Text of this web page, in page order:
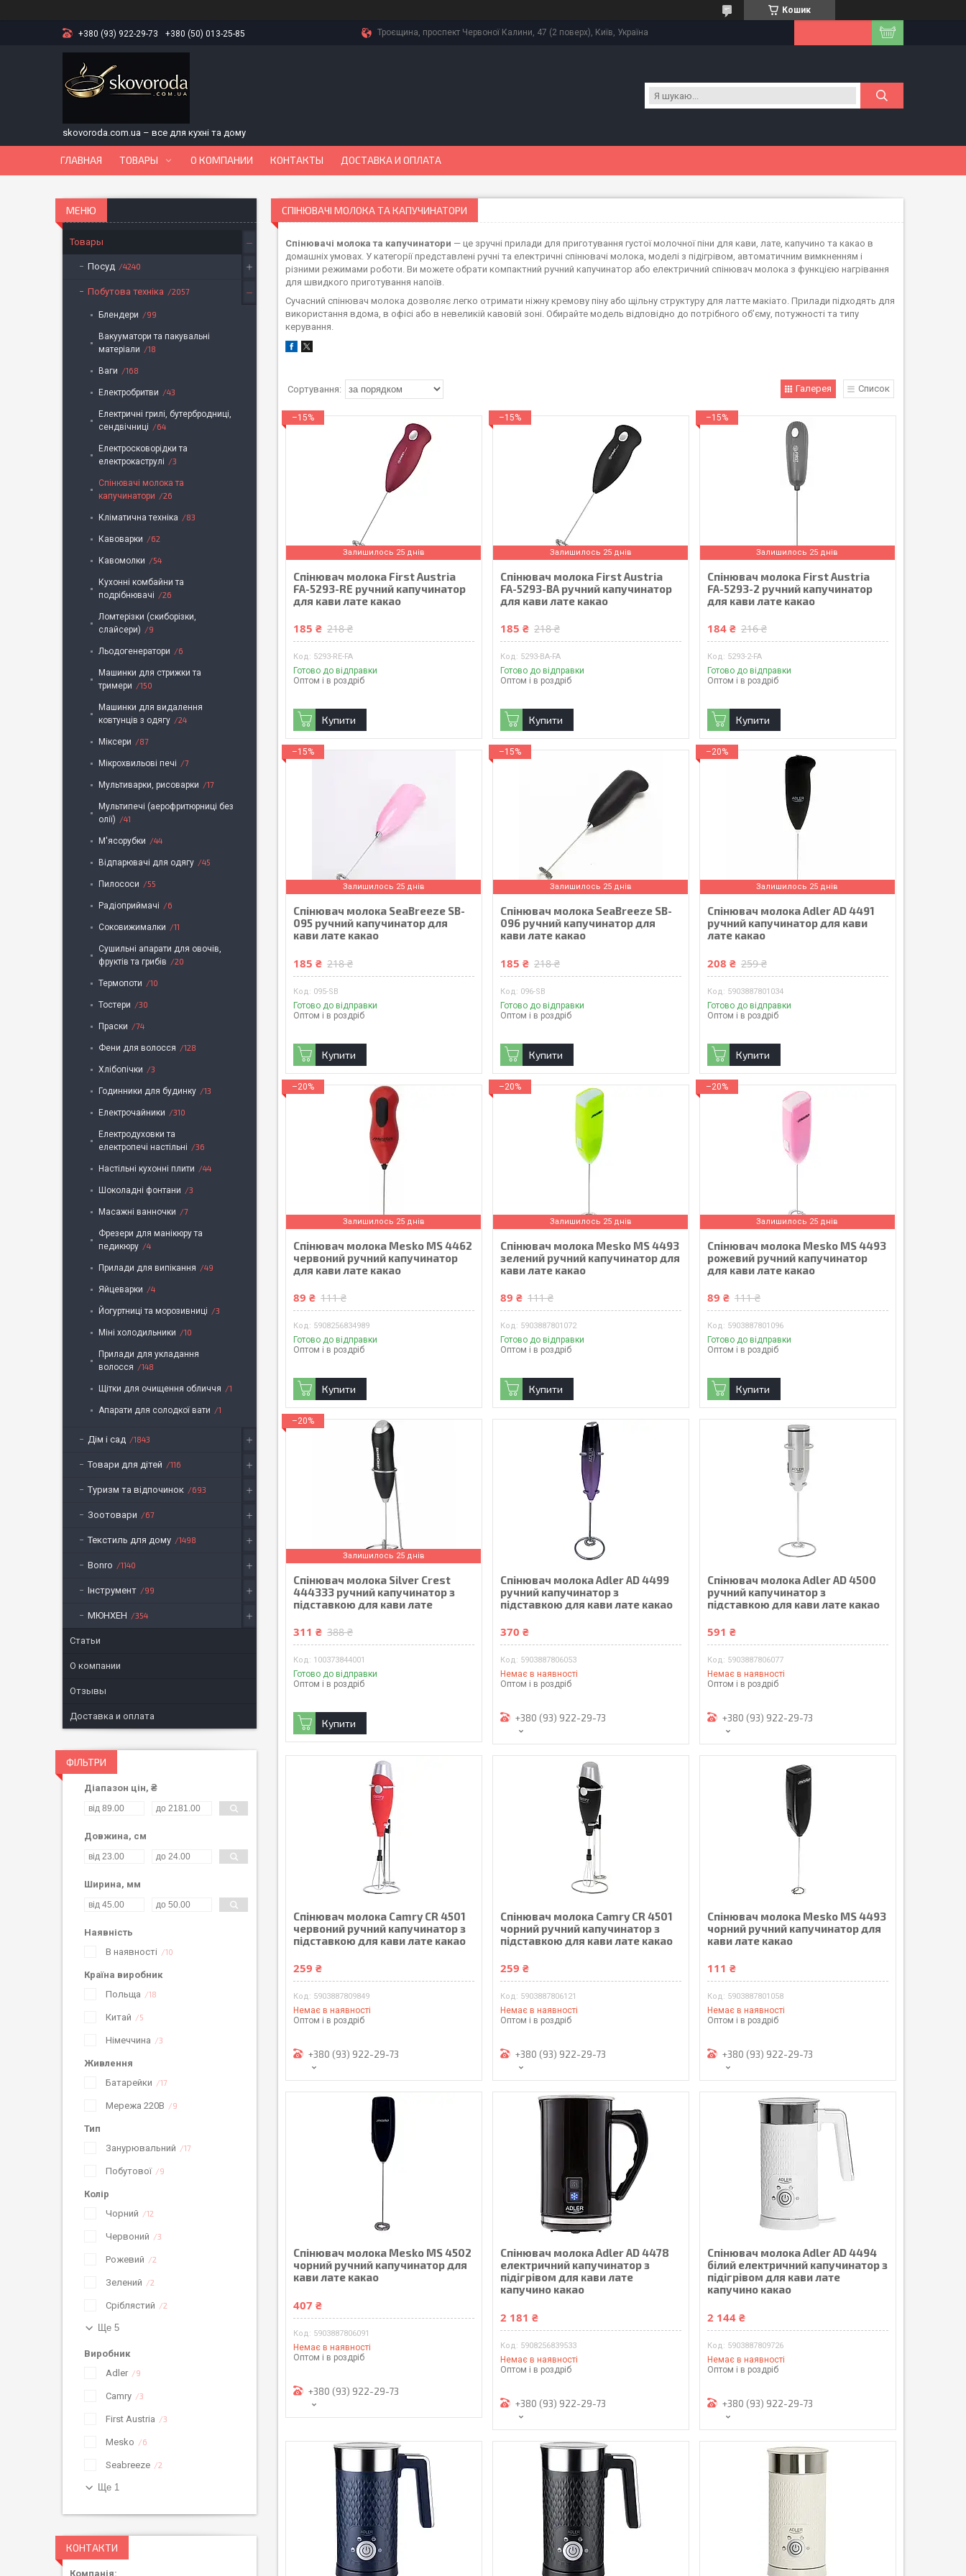
Кошик
+380 (93) 922-29-73 +380 (50) 013-25-85 Троєщина, проспект Червоної Калини, 47 (2 поверх), Київ, Україна
skovoroda.com.ua – все для кухні та дому
ГЛАВНАЯ ТОВАРЫ О КОМПАНИИ КОНТАКТЫ ДОСТАВКА И ОПЛАТА
СПІНЮВАЧІ МОЛОКА ТА КАПУЧИНАТОРИ
Спінювачі молока та капучинатори — це зручні прилади для приготування густої молочної піни для кави, лате, капучино та какао в
домашніх умовах. У категорії представлені ручні та електричні спінювачі молока, моделі з підігрівом, автоматичним вимкненням і
різними режимами роботи. Ви можете обрати компактний ручний капучинатор або електричний спінювач молока з функцією нагрівання
для швидкого приготування напоїв.
Сучасний спінювач молока дозволяє легко отримати ніжну кремову піну або щільну структуру для латте макіато. Прилади підходять для
використання вдома, в офісі або в невеликій кавовій зоні. Обирайте модель відповідно до потрібного об’єму, потужності та типу
керування.
Галерея Список
–15%
Залишилось 25 днів
Спінювач молока First Austria
FA-5293-RE ручний капучинатор
для кави лате какао
185 ₴ 218 ₴
5293-RE-FA
Готово до відправки
Оптом і в роздріб
Купити
–15%
Залишилось 25 днів
Спінювач молока First Austria
FA-5293-BA ручний капучинатор
для кави лате какао
185 ₴ 218 ₴
5293-BA-FA
Готово до відправки
Оптом і в роздріб
Купити
–15%
Залишилось 25 днів
Спінювач молока First Austria
FA-5293-2 ручний капучинатор
для кави лате какао
184 ₴ 216 ₴
5293-2-FA
Готово до відправки
Оптом і в роздріб
Купити
–15%
Залишилось 25 днів
Спінювач молока SeaBreeze SB-
095 ручний капучинатор для
кави лате какао
185 ₴ 218 ₴
095-SB
Готово до відправки
Оптом і в роздріб
Купити
–15%
Залишилось 25 днів
Спінювач молока SeaBreeze SB-
096 ручний капучинатор для
кави лате какао
185 ₴ 218 ₴
096-SB
Готово до відправки
Оптом і в роздріб
Купити
–20%
Залишилось 25 днів
Спінювач молока Adler AD 4491
ручний капучинатор для кави
лате какао
208 ₴ 259 ₴
5903887801034
Готово до відправки
Оптом і в роздріб
Купити
–20%
Залишилось 25 днів
Спінювач молока Mesko MS 4462
червоний ручний капучинатор
для кави лате какао
89 ₴ 111 ₴
5908256834989
Готово до відправки
Оптом і в роздріб
Купити
–20%
Залишилось 25 днів
Спінювач молока Mesko MS 4493
зелений ручний капучинатор для
кави лате какао
89 ₴ 111 ₴
5903887801072
Готово до відправки
Оптом і в роздріб
Купити
–20%
Залишилось 25 днів
Спінювач молока Mesko MS 4493
рожевий ручний капучинатор
для кави лате какао
89 ₴ 111 ₴
5903887801096
Готово до відправки
Оптом і в роздріб
Купити
–20%
Залишилось 25 днів
Спінювач молока Silver Crest
444333 ручний капучинатор з
підставкою для кави лате
311 ₴ 388 ₴
100373844001
Готово до відправки
Оптом і в роздріб
Купити
Спінювач молока Adler AD 4499
ручний капучинатор з
підставкою для кави лате какао
370 ₴
5903887806053
Немає в наявності
Оптом і в роздріб
+380 (93) 922-29-73
Спінювач молока Adler AD 4500
ручний капучинатор з
підставкою для кави лате какао
591 ₴
5903887806077
Немає в наявності
Оптом і в роздріб
+380 (93) 922-29-73
Спінювач молока Camry CR 4501
червоний ручний капучинатор з
підставкою для кави лате какао
259 ₴
5903887809849
Немає в наявності
Оптом і в роздріб
+380 (93) 922-29-73
Спінювач молока Camry CR 4501
чорний ручний капучинатор з
підставкою для кави лате какао
259 ₴
5903887806121
Немає в наявності
Оптом і в роздріб
+380 (93) 922-29-73
Спінювач молока Mesko MS 4493
чорний ручний капучинатор для
кави лате какао
111 ₴
5903887801058
Немає в наявності
Оптом і в роздріб
+380 (93) 922-29-73
Спінювач молока Mesko MS 4502
чорний ручний капучинатор для
кави лате какао
407 ₴
5903887806091
Немає в наявності
Оптом і в роздріб
+380 (93) 922-29-73
Спінювач молока Adler AD 4478
електричний капучинатор з
підігрівом для кави лате
капучино какао
2 181 ₴
5908256839533
Немає в наявності
Оптом і в роздріб
+380 (93) 922-29-73
Спінювач молока Adler AD 4494
білий електричний капучинатор з
підігрівом для кави лате
капучино какао
2 144 ₴
5903887809726
Немає в наявності
Оптом і в роздріб
+380 (93) 922-29-73
Товары
Посуд 4240
Побутова техніка 2057
Блендери 99
Вакууматори та пакувальні
матеріали
18
Ваги 168
Електробритви 43
Електричні грилі, бутербродниці,
сендвічниці
64
Електросковорідки та
електрокаструлі
3
Спінювачі молока та
капучинатори
26
Кліматична техніка 83
Кавоварки 62
Кавомолки 54
Кухонні комбайни та
подрібнювачі
26
Ломтерізки (скиборізки,
слайсери)
9
Льодогенератори 6
Машинки для стрижки та
тримери
150
Машинки для видалення
ковтунців з одягу
24
Міксери 87
Мікрохвильові печі 7
Мультиварки, рисоварки 17
Мультипечі (аерофритюрниці без
олії)
41
М'ясорубки 44
Відпарювачі для одягу 45
Пилососи 55
Радіоприймачі 6
Соковижималки 11
Сушильні апарати для овочів,
фруктів та грибів
20
Термопоти 10
Тостери 30
Праски 74
Фени для волосся 128
Хлібопічки 3
Годинники для будинку 13
Електрочайники 310
Електродуховки та
електропечі настільні
36
Настільні кухонні плити 44
Шоколадні фонтани 3
Масажні ванночки 7
Фрезери для манікюру та
педикюру
4
Прилади для випікання 49
Яйцеварки 4
Йогуртниці та морозивниці 3
Міні холодильники 10
Прилади для укладання
волосся
148
Щітки для очищення обличчя 1
Апарати для солодкої вати 1
Дім і сад 1843
Товари для дітей 116
Туризм та відпочинок 693
Зоотовари 67
Текстиль для дому 1498
Bonro 1140
Інструмент 99
МЮНХЕН 354
Статьи
О компании
Отзывы
Доставка и оплата
ФІЛЬТРИ
Діапазон цін, ₴
Довжина, см
Ширина, мм
Наявність
В наявності
10
Країна виробник
Польща
18
Китай 5
Німеччина 3
Живлення
Батарейки
17
Мережа 220В 9
Тип
Занурювальний
17
Побутової 9
Колір
Чорний
12
Червоний 3
Рожевий 2
Зелений 2
Сріблястий 2
Ще 5
Виробник
Adler
9
Camry 3
First Austria 3
Mesko 6
Seabreeze 2
Ще 1
КОНТАКТИ